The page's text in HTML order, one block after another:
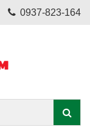
0937-823-164